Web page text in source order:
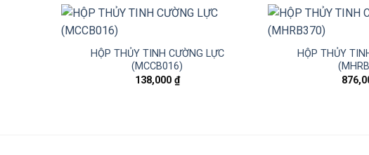
HỘP THỦY TINH CƯỜNG LỰC
(MCCB016)
138,000 ₫
HỘP THỦY